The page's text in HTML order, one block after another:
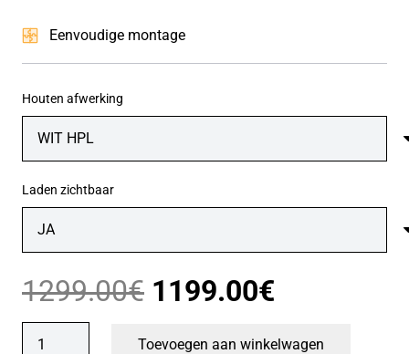
tot
Eenvoudige montage
Houten afwerking
Laden zichtbaar
1299.00€ Oorspronkelijke
prijs
1199.00€
prijs
Toevoegen aan winkelwagen